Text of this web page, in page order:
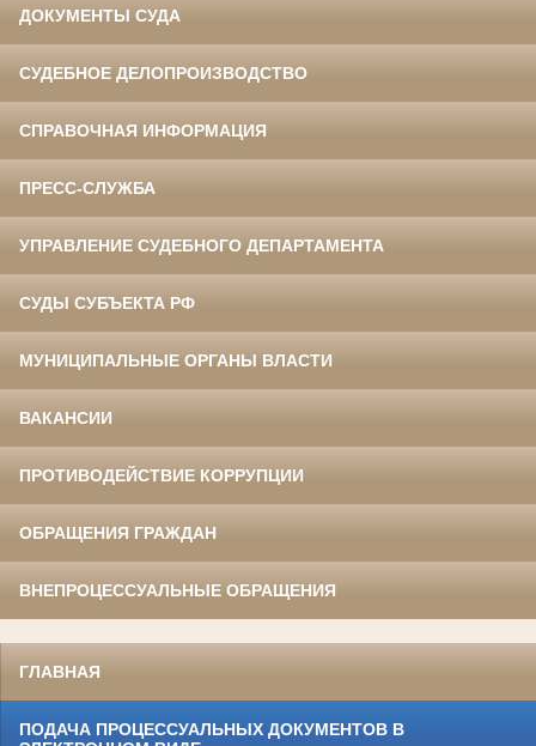
ДОКУМЕНТЫ СУДА
СУДЕБНОЕ ДЕЛОПРОИЗВОДСТВО
СПРАВОЧНАЯ ИНФОРМАЦИЯ
ПРЕСС-СЛУЖБА
УПРАВЛЕНИЕ СУДЕБНОГО ДЕПАРТАМЕНТА
СУДЫ СУБЪЕКТА РФ
МУНИЦИПАЛЬНЫЕ ОРГАНЫ ВЛАСТИ
ВАКАНСИИ
ПРОТИВОДЕЙСТВИЕ КОРРУПЦИИ
ОБРАЩЕНИЯ ГРАЖДАН
ВНЕПРОЦЕССУАЛЬНЫЕ ОБРАЩЕНИЯ
ГЛАВНАЯ
ПОДАЧА ПРОЦЕССУАЛЬНЫХ ДОКУМЕНТОВ В